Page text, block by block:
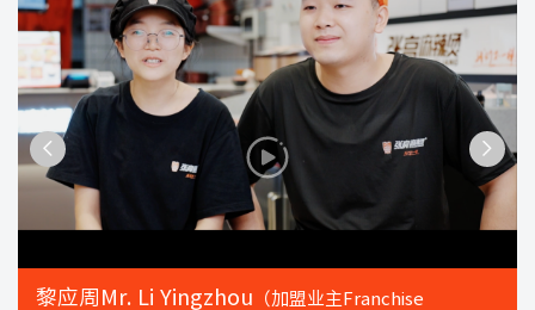
黎应周Mr. Li Yingzhou （加盟业主Franchise